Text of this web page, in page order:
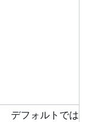
デフォルトでは